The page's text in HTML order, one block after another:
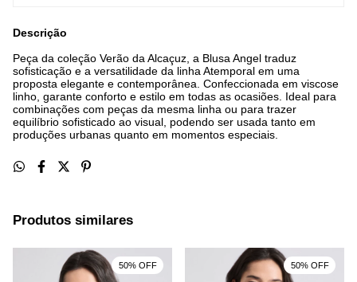
Descrição
Peça da coleção Verão da Alcaçuz, a Blusa Angel traduz
sofisticação e a versatilidade da linha Atemporal em uma
proposta elegante e contemporânea. Confeccionada em viscose
linho, garante conforto e estilo em todas as ocasiões. Ideal para
combinações com peças da mesma linha ou para trazer
equilíbrio sofisticado ao visual, podendo ser usada tanto em
produções urbanas quanto em momentos especiais.
Produtos similares
50% OFF 50% OFF